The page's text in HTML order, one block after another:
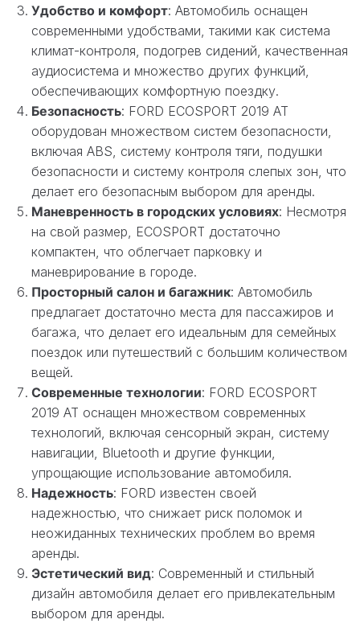
Удобство и комфорт: Автомобиль оснащен
современными удобствами, такими как система
климат-контроля, подогрев сидений, качественная
аудиосистема и множество других функций,
обеспечивающих комфортную поездку.
Безопасность: FORD ECOSPORT 2019 AT
оборудован множеством систем безопасности,
включая ABS, систему контроля тяги, подушки
безопасности и систему контроля слепых зон, что
делает его безопасным выбором для аренды.
Маневренность в городских условиях: Несмотря
на свой размер, ECOSPORT достаточно
компактен, что облегчает парковку и
маневрирование в городе.
Просторный салон и багажник: Автомобиль
предлагает достаточно места для пассажиров и
багажа, что делает его идеальным для семейных
поездок или путешествий с большим количеством
вещей.
Современные технологии: FORD ECOSPORT
2019 AT оснащен множеством современных
технологий, включая сенсорный экран, систему
навигации, Bluetooth и другие функции,
упрощающие использование автомобиля.
Надежность: FORD известен своей
надежностью, что снижает риск поломок и
неожиданных технических проблем во время
аренды.
Эстетический вид: Современный и стильный
дизайн автомобиля делает его привлекательным
выбором для аренды.